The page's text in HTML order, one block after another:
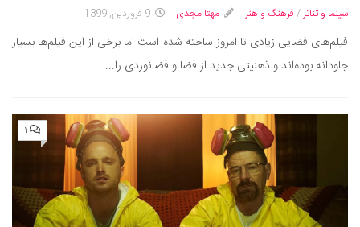
سینما و تئاتر/ فرهنگ و هنر مهتا مجدی 9 فروردین, 1399
فیلم‌های فضایی زیادی تا امروز ساخته شده است اما برخی از این فیلم‌ها بسیار
جاودانه بوده‌اند و ذهنیتی جدید از فضا و فضانوردی را...
۱